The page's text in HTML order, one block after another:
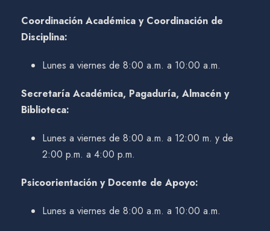
Coordinación Académica y Coordinación de
Disciplina:
Lunes a viernes de 8:00 a.m. a 10:00 a.m.
Secretaría Académica, Pagaduría, Almacén y
Biblioteca:
Lunes a viernes de 8:00 a.m. a 12:00 m. y de
2:00 p.m. a 4:00 p.m.
Psicoorientación y Docente de Apoyo:
Lunes a viernes de 8:00 a.m. a 10:00 a.m.